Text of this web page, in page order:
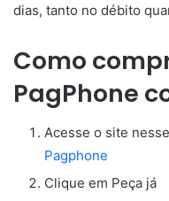
dias, tanto no débito
Como
PagPhone
Acesse o site
Pagphone
Clique em Peça já